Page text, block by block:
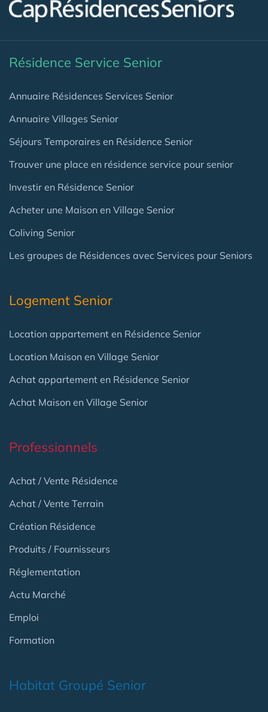
Résidence Service Senior
Annuaire Résidences Services Senior
Annuaire Villages Senior
Séjours Temporaires en Résidence Senior
Trouver une place en résidence service pour senior
Investir en Résidence Senior
Acheter une Maison en Village Senior
Coliving Senior
Les groupes de Résidences avec Services pour Seniors
Logement Senior
Location appartement en Résidence Senior
Location Maison en Village Senior
Achat appartement en Résidence Senior
Achat Maison en Village Senior
Professionnels
Achat / Vente Résidence
Achat / Vente Terrain
Création Résidence
Produits / Fournisseurs
Réglementation
Actu Marché
Emploi
Formation
Habitat Groupé Senior